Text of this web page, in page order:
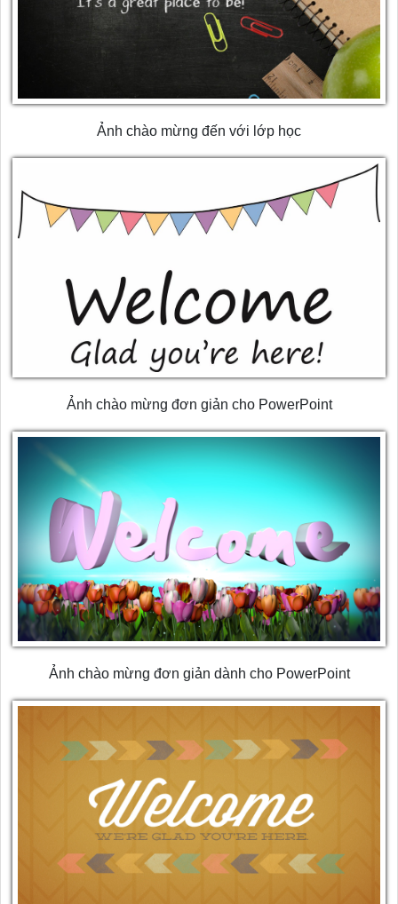
Ảnh chào mừng đến với lớp học
Ảnh chào mừng đơn giản cho PowerPoint
Ảnh chào mừng đơn giản dành cho PowerPoint